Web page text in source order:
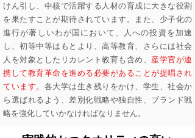
けん引し、中核で活躍する人材の育成に大きな役割
を果たすことが期待されています。また、少子化の
進行が著しいわが国において、人への投資を加速
し、初等中等はもとより、高等教育、さらには社会
人を対象としたリカレント教育も含め、 産学官が連
携して教育革命を進める必要があることが提唱され
ています。 各大学は生き残りをかけ、学生、社会か
ら選ばれるよう、差別化戦略や独自性、ブランド戦
略を強化していかなければなりません。